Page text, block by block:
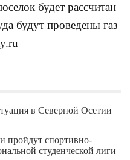
будет рассчитан
будут проведены газ
в Северной Осетии
пройдут спортивно-
студенческой лиги